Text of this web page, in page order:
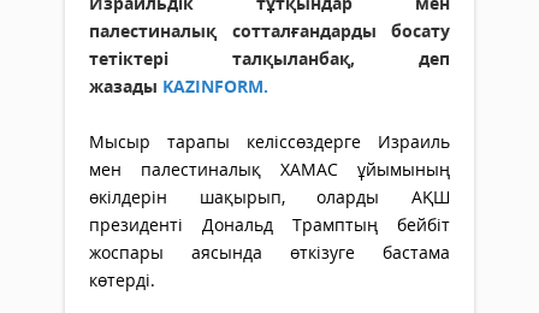
палестиналық сотталғандарды босату
тетіктері талқыланбақ, деп
жазады KAZINFORM.
Мысыр тарапы келіссөздерге Израиль
мен палестиналық ХАМАС ұйымының
өкілдерін шақырып, оларды АҚШ
президенті Дональд Трамптың бейбіт
жоспары аясында өткізуге бастама
көтерді.